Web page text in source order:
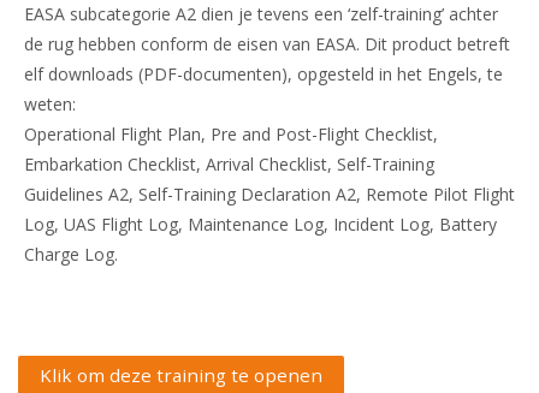
EASA subcategorie A2 dien je tevens een ‘zelf-training’ achter
de rug hebben conform de eisen van EASA. Dit product betreft
elf downloads (PDF-documenten), opgesteld in het Engels, te
weten:
Operational Flight Plan, Pre and Post-Flight Checklist,
Embarkation Checklist, Arrival Checklist, Self-Training
Guidelines A2, Self-Training Declaration A2, Remote Pilot Flight
Log, UAS Flight Log, Maintenance Log, Incident Log, Battery
Charge Log.
Klik om deze training te openen